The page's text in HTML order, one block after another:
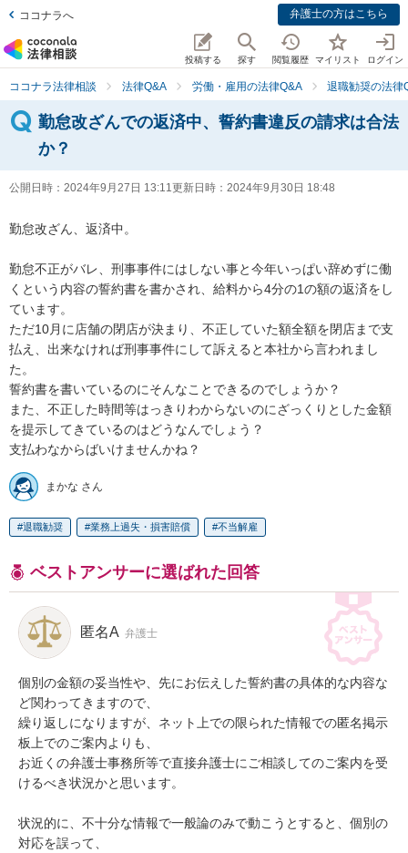
ココナラへ 弁護士の方はこちら
投稿する 探す 閲覧履歴 マイリスト ログイン
ココナラ法律相談 法律Q&A 労働・雇用の法律Q&A 退職勧奨の法律
勤怠改ざんでの返済中、誓約書違反の請求は合法
か？
公開日時： 2024年9月27日 13:11更新日時： 2024年9月30日 18:48
勤怠改ざん、返済中。
勤怠不正がバレ、刑事事件にはしない事と今年いっぱい辞めずに働
くという内容の誓約書を書かされ、給料から4分の1の額の返済をし
ています。
ただ10月に店舗の閉店が決まり、不正していた額全額を閉店まで支
払え、出来なければ刑事事件にして訴えると本社から言われまし
た。
誓約書を書いているのにそんなことできるのでしょうか？
また、不正した時間等はっきりわからないのにざっくりとした金額
を提示してきているのはどうなんでしょう？
支払わなからばいけませんかね？
まかな さん
退職勧奨 業務上過失・損害賠償 不当解雇
ベストアンサーに選ばれた回答
匿名A 弁護士
個別の金額の妥当性や、先にお伝えした誓約書の具体的な内容な
ど関わってきますので、
繰り返しになりますが、ネット上での限られた情報での匿名掲示
板上でのご案内よりも、
お近くの弁護士事務所等で直接弁護士にご相談してのご案内を受
けるべき状況かと思います。
状況的に、不十分な情報で一般論のみで動こうとすると、個別の
対応を誤って、